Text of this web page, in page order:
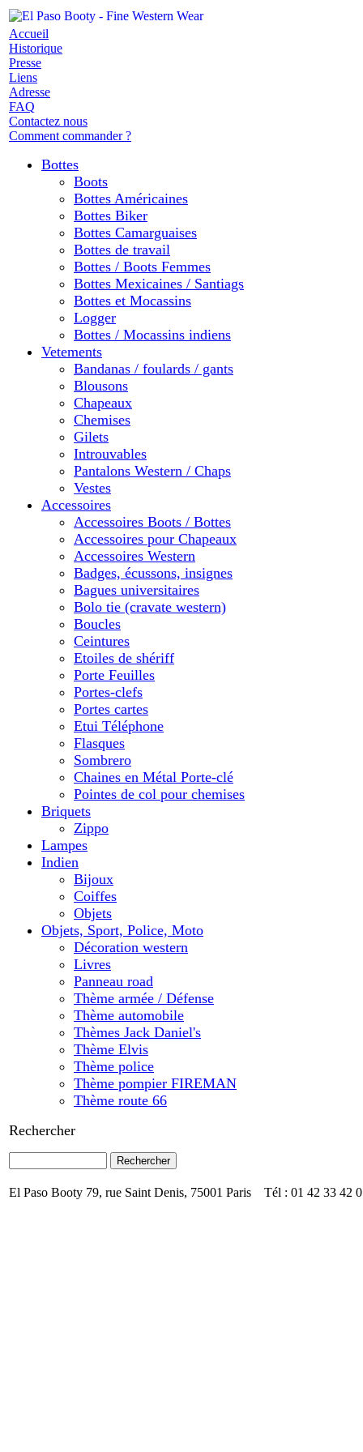
Accueil
Historique
Presse
Liens
Adresse
FAQ
Contactez nous
Comment commander ?
Bottes
Boots
Bottes Américaines
Bottes Biker
Bottes Camarguaises
Bottes de travail
Bottes / Boots Femmes
Bottes Mexicaines / Santiags
Bottes et Mocassins
Logger
Bottes / Mocassins indiens
Vetements
Bandanas / foulards / gants
Blousons
Chapeaux
Chemises
Gilets
Introuvables
Pantalons Western / Chaps
Vestes
Accessoires
Accessoires Boots / Bottes
Accessoires pour Chapeaux
Accessoires Western
Badges, écussons, insignes
Bagues universitaires
Bolo tie (cravate western)
Boucles
Ceintures
Etoiles de shériff
Porte Feuilles
Portes-clefs
Portes cartes
Etui Téléphone
Flasques
Sombrero
Chaines en Métal Porte-clé
Pointes de col pour chemises
Briquets
Zippo
Lampes
Indien
Bijoux
Coiffes
Objets
Objets, Sport, Police, Moto
Décoration western
Livres
Panneau road
Thème armée / Défense
Thème automobile
Thèmes Jack Daniel's
Thème Elvis
Thème police
Thème pompier FIREMAN
Thème route 66
Rechercher
El Paso Booty 79, rue Saint Denis, 75001 Paris Tél : 01 42 33 42